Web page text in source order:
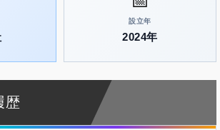
設立年
2024年
歴